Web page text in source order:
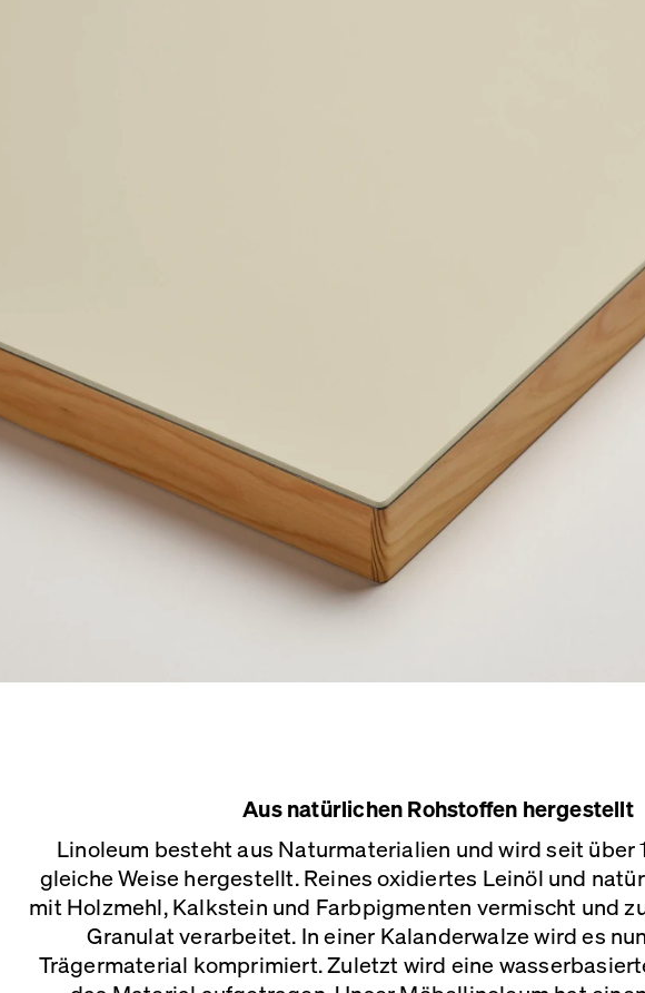
Aus natürlichen Rohstoffen hergestellt
Linoleum besteht aus Naturmaterialien und wird seit über
gleiche Weise hergestellt. Reines oxidiertes Leinöl und
mit Holzmehl, Kalkstein und Farbpigmenten vermischt und
Granulat verarbeitet. In einer Kalanderwalze wird es
Trägermaterial komprimiert. Zuletzt wird eine